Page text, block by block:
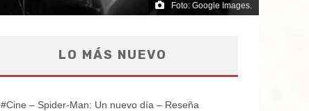
Foto: Google Images.
LO MÁS NUEVO
#Cine – Spider-Man: Un nuevo día – Reseña